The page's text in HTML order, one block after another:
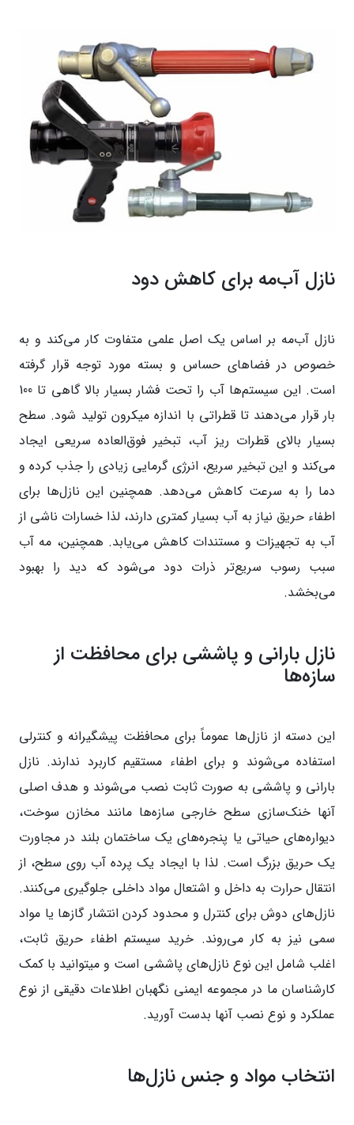
نازل آب‌مه برای کاهش دود
نازل آب‌مه بر اساس یک اصل علمی متفاوت کار می‌کند و به
خصوص در فضاهای حساس و بسته مورد توجه قرار گرفته
است. این سیستم‌ها آب را تحت فشار بسیار بالا گاهی تا 100
بار قرار می‌دهند تا قطراتی با اندازه میکرون تولید شود. سطح
بسیار بالای قطرات ریز آب، تبخیر فوق‌العاده سریعی ایجاد
می‌کند و این تبخیر سریع، انرژی گرمایی زیادی را جذب کرده و
دما را به سرعت کاهش می‌دهد. همچنین این نازل‌ها برای
اطفاء حریق نیاز به آب بسیار کمتری دارند، لذا خسارات ناشی از
آب به تجهیزات و مستندات کاهش می‌یابد. همچنین، مه آب
سبب رسوب سریع‌تر ذرات دود می‌شود که دید را بهبود
می‌بخشد.
نازل بارانی و پاششی برای محافظت از
سازه‌ها
این دسته از نازل‌ها عموماً برای محافظت پیشگیرانه و کنترلی
استفاده می‌شوند و برای اطفاء مستقیم کاربرد ندارند. نازل
بارانی و پاششی به صورت ثابت نصب می‌شوند و هدف اصلی
آنها خنک‌سازی سطح خارجی سازه‌ها مانند مخازن سوخت،
دیواره‌های حیاتی یا پنجره‌های یک ساختمان بلند در مجاورت
یک حریق بزرگ است. لذا با ایجاد یک پرده آب روی سطح، از
انتقال حرارت به داخل و اشتعال مواد داخلی جلوگیری می‌کنند.
نازل‌های دوش برای کنترل و محدود کردن انتشار گازها یا مواد
سمی نیز به کار می‌روند. خرید سیستم اطفاء حریق ثابت،
اغلب شامل این نوع نازل‌های پاششی است و میتوانید با کمک
کارشناسان ما در مجموعه ایمنی نگهبان اطلاعات دقیقی از نوع
عملکرد و نوع نصب آنها بدست آورید.
انتخاب مواد و جنس نازل‌ها